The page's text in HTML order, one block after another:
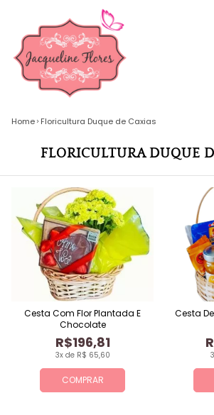
Home Floricultura Duque de Caxias
FLORICULTURA DUQUE
COMPRAR
3x de R$ 65,60
R$196,81
Cesta Com Flor Plantada E
Chocolate
Cesta